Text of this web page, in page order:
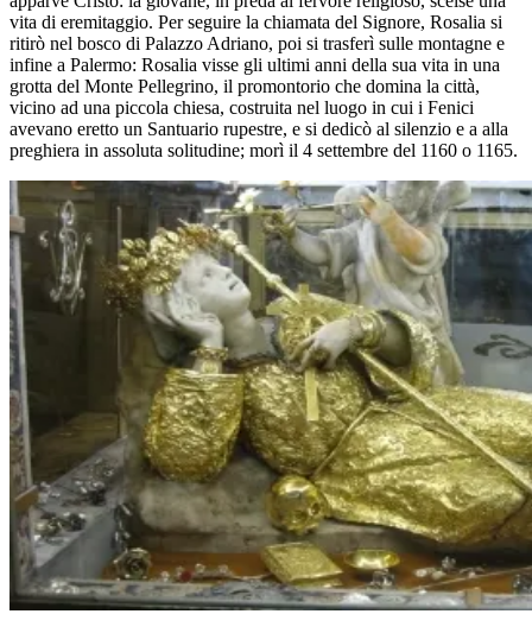
vita di eremitaggio. Per seguire la chiamata del Signore, Rosalia si
ritirò nel bosco di Palazzo Adriano, poi si trasferì sulle montagne e
infine a Palermo: Rosalia visse gli ultimi anni della sua vita in una
grotta del Monte Pellegrino, il promontorio che domina la città,
vicino ad una piccola chiesa, costruita nel luogo in cui i Fenici
avevano eretto un Santuario rupestre, e si dedicò al silenzio e a alla
preghiera in assoluta solitudine; morì il 4 settembre del 1160 o 1165.